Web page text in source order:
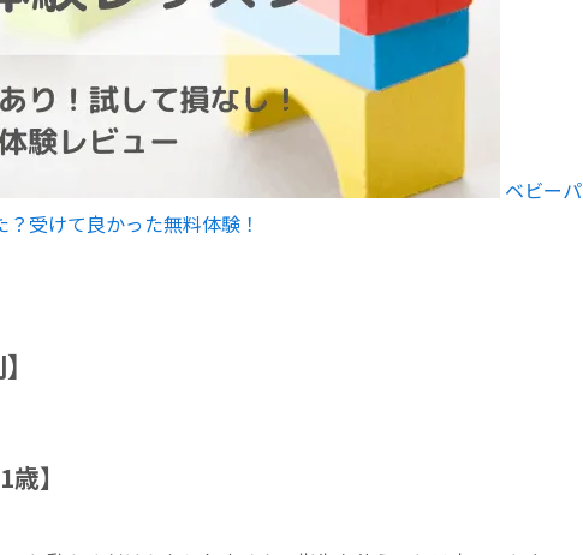
ベビーパ
受けて良かった無料体験！
】